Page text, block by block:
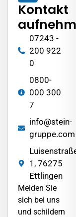
Kontakt
07243 -
200 922
0
0800-
000 300
7
info@stein-
gruppe.com
Luisenstraße
1, 76275
Ettlingen
Melden Sie
sich bei uns
und schildern